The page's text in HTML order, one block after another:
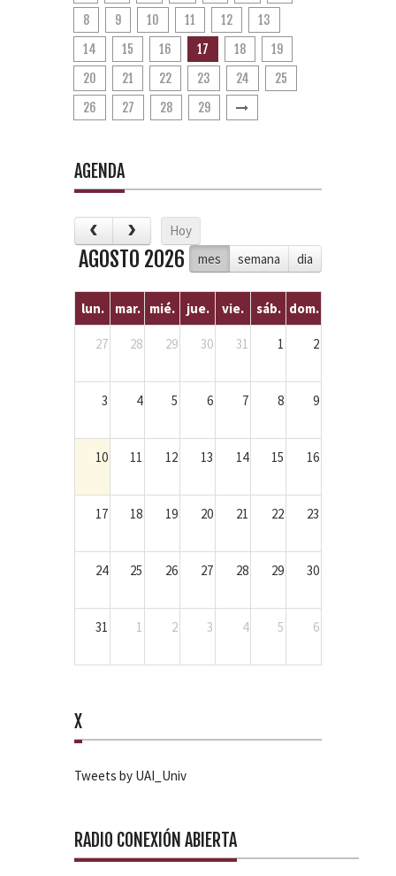
8
9 10 11 12
13
14
15 16 17 18
19
20
21 22 23 24
25
26
27 28 29
AGENDA
Hoy
mes
semana dia
AGOSTO 2026
lun. mar. mié. jue. vie. sáb. dom.
27 28 29 30 31 1 2
3 4 5 6 7 8 9
10 11 12 13 14 15 16
17 18 19 20 21 22 23
24 25 26 27 28 29 30
31 1 2 3 4 5 6
X
Tweets by UAI_Univ
RADIO CONEXIÓN ABIERTA